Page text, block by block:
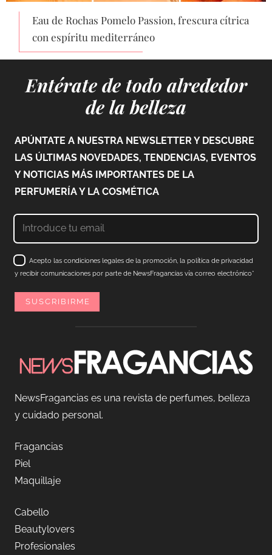
Eau de Rochas Pomelo Passion, frescura cítrica
con espíritu mediterráneo
Entérate de todo alrededor
de la belleza
APÚNTATE A NUESTRA NEWSLETTER Y DESCUBRE
LAS ÚLTIMAS NOVEDADES, TENDENCIAS, EVENTOS
Y NOTICIAS MÁS IMPORTANTES DE LA
PERFUMERÍA Y LA COSMÉTICA
Acepto las condiciones legales de la promoción, la política de privacidad
y recibir comunicaciones por parte de NewsFragancias vía correo electrónico*
NewsFragancias es una revista de perfumes, belleza
y cuidado personal.
Fragancias
Piel
Maquillaje
Cabello
Beautylovers
Profesionales